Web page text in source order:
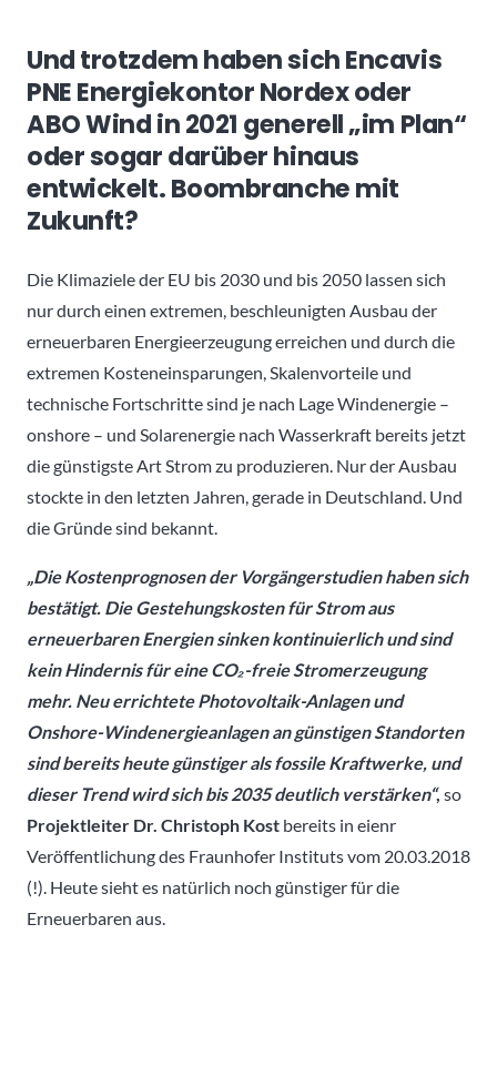
Und trotzdem haben sich Encavis
PNE Energiekontor Nordex oder
ABO Wind in 2021 generell „im Plan“
oder sogar darüber hinaus
entwickelt. Boombranche mit
Zukunft?
Die Klimaziele der EU bis 2030 und bis 2050 lassen sich
nur durch einen extremen, beschleunigten Ausbau der
erneuerbaren Energieerzeugung erreichen und durch die
extremen Kosteneinsparungen, Skalenvorteile und
technische Fortschritte sind je nach Lage Windenergie –
onshore – und Solarenergie nach Wasserkraft bereits jetzt
die günstigste Art Strom zu produzieren. Nur der Ausbau
stockte in den letzten Jahren, gerade in Deutschland. Und
die Gründe sind bekannt.
„Die Kostenprognosen der Vorgängerstudien haben sich
bestätigt. Die Gestehungskosten für Strom aus
erneuerbaren Energien sinken kontinuierlich und sind
kein Hindernis für eine CO₂-freie Stromerzeugung
mehr. Neu errichtete Photovoltaik-Anlagen und
Onshore-Windenergieanlagen an günstigen Standorten
sind bereits heute günstiger als fossile Kraftwerke, und
dieser Trend wird sich bis 2035 deutlich verstärken“, so
Projektleiter Dr. Christoph Kost bereits in eienr
Veröffentlichung des Fraunhofer Instituts vom 20.03.2018
(!). Heute sieht es natürlich noch günstiger für die
Erneuerbaren aus.